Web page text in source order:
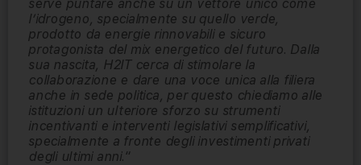
serve puntare anche su un vettore unico come
l’idrogeno, specialmente su quello verde,
prodotto da energie rinnovabili e sicuro
protagonista del mix energetico del futuro. Dalla
sua nascita, H2IT cerca di stimolare la
collaborazione e dare una voce unica alla filiera
anche in sede politica, per questo chiediamo alle
istituzioni un ulteriore sforzo su strumenti
incentivanti e interventi legislativi semplificativi,
specialmente a fronte degli investimenti privati
degli ultimi anni.“